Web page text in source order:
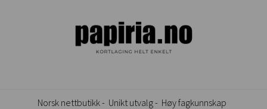
Norsk nettbutikk - Unikt utvalg - Høy fagkunnskap